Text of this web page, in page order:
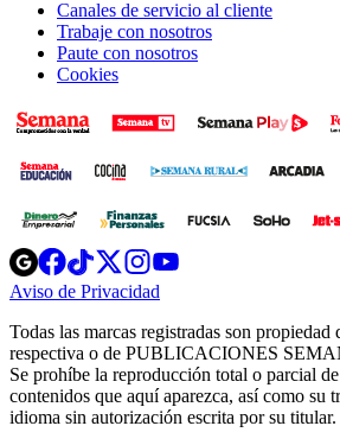
Canales de servicio al cliente
Trabaje con nosotros
Paute con nosotros
Cookies
Opens
in
new
Opens
in
new
Opens
in
new
window
Opens
new
windowwindow
Aviso de Privacidad
new
window
Todas las marcas registradas son propiedad
respectiva o de PUBLICACIONES
Se prohíbe la reproducción total o parcial
contenidos que aquí aparezca, así como su
idioma sin autorización escrita por su titular.